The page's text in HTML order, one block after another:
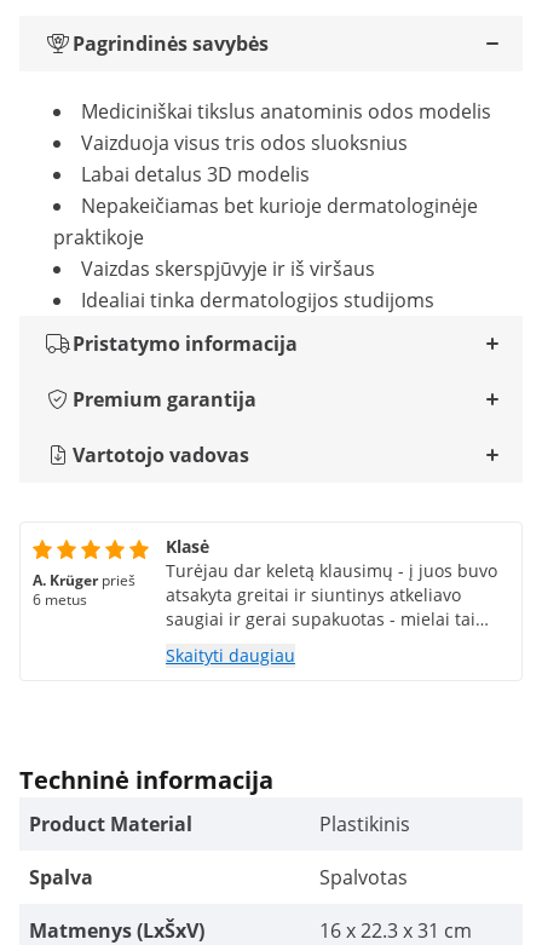
Pagrindinės savybės
Mediciniškai tikslus anatominis odos modelis
Vaizduoja visus tris odos sluoksnius
Labai detalus 3D modelis
Nepakeičiamas bet kurioje dermatologinėje
praktikoje
Vaizdas skerspjūvyje ir iš viršaus
Idealiai tinka dermatologijos studijoms
Pristatymo informacija
Premium garantija
Vartotojo vadovas
A. Krüger prieš
6 metus
Klasė
Turėjau dar keletą klausimų - į juos buvo
atsakyta greitai ir siuntinys atkeliavo
saugiai ir gerai supakuotas - mielai tai
daryčiau
Skaityti daugiau
Techninė informacija
Product Material
Plastikinis
Spalva
Spalvotas
Matmenys (LxŠxV)
16 x 22.3 x 31 cm